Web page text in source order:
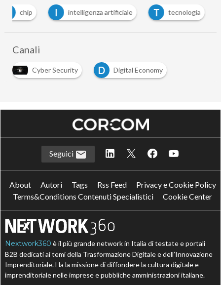
chip I intelligenza artificiale T tecnologia
Canali
Cyber Security D Digital Economy
Seguici
About Autori Tags Rss Feed
Privacy e Cookie Policy
Terms&Conditions Contenuti Specialistici
Cookie Center
Nextwork360 è il più grande network in Italia di testate e portali
B2B dedicati ai temi della Trasformazione Digitale e dell’Innovazione
Imprenditoriale. Ha la missione di diffondere la cultura digitale e
imprenditoriale nelle imprese e pubbliche amministrazioni italiane.